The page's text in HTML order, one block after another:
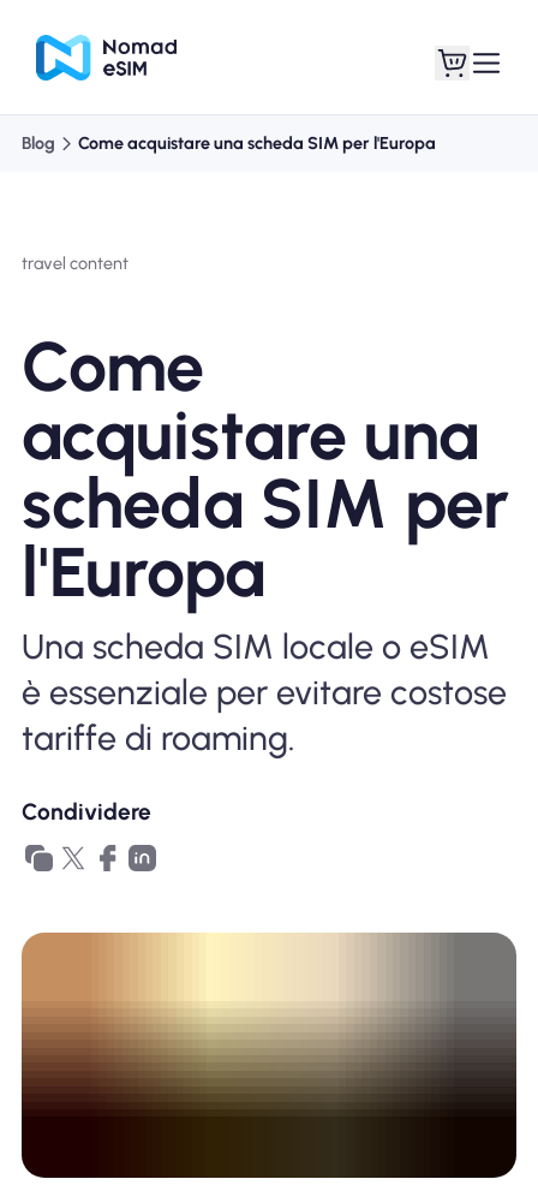
Informazioni sull'eSIM
Perché l'eSIM Nomad
Utilizzando una eSIM
Blog Come acquistare una scheda SIM per l'Europa
travel content
Come
acquistare una
scheda SIM per
l'Europa
Una scheda SIM locale o eSIM
è essenziale per evitare costose
tariffe di roaming.
Condividere